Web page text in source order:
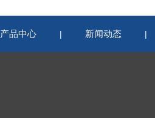
产品中心 | 新闻动态 |